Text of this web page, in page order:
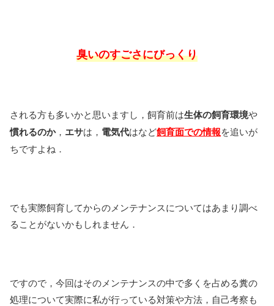
臭いのすごさにびっくり
される方も多いかと思いますし，飼育前は生体の飼育環境や
慣れるのか， エサは， 電気代はなど飼育面での情報を追いが
ちですよね．
でも実際飼育してからのメンテナンスについてはあまり調べ
ることがないかもしれません．
ですので，今回はそのメンテナンスの中で多くを占める糞の
処理について実際に私が行っている対策や方法，自己考察も